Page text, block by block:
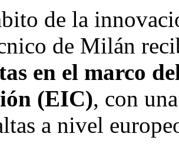
de la
de Milán
en el marco
(EIC), con
a nivel